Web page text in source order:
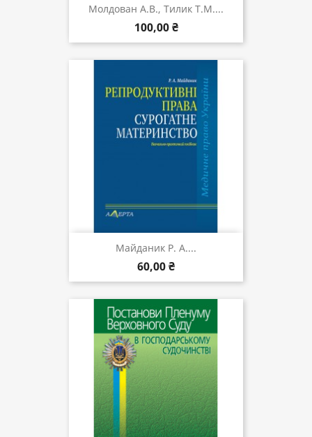
Молдован А.В., Тилик Т.М....
100,00 ₴
Майданик Р. А....
60,00 ₴